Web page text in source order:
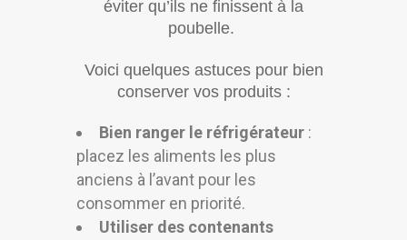
éviter qu’ils ne finissent à la
poubelle.
Voici quelques astuces pour bien
conserver vos produits :
Bien ranger le réfrigérateur :
placez les aliments les plus
anciens à l’avant pour les
consommer en priorité.
Utiliser des contenants